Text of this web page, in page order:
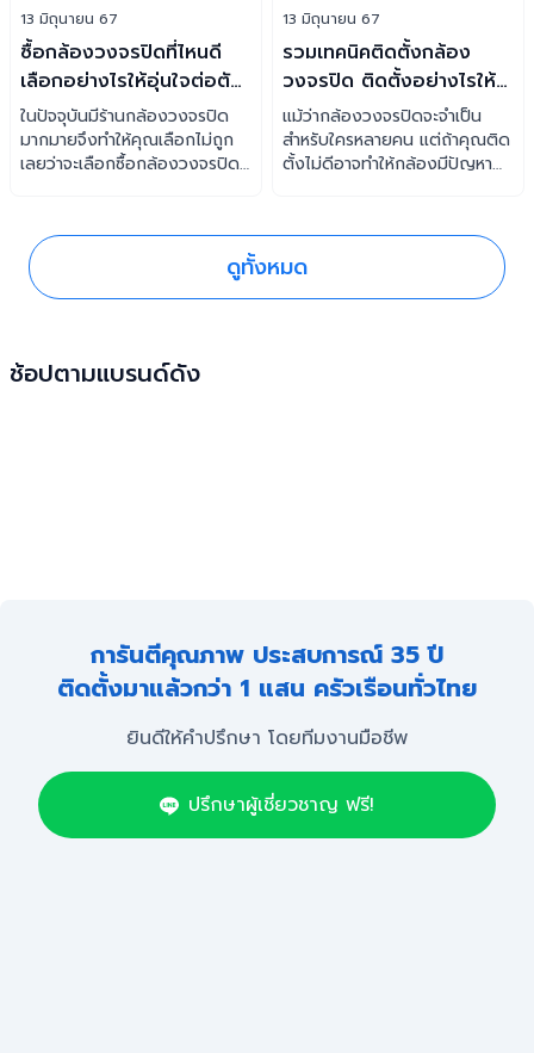
13 มิถุนายน 67
ซื้อกล้องวงจรปิดที่ไหนดี
เลือกอย่างไรให้อุ่นใจต่อตัว
คุณ
ในปัจจุบันมีร้านกล้องวงจรปิด
มากมายจึงทำให้คุณเลือกไม่ถูก
เลยว่าจะเลือกซื้อกล้องวงจรปิด
13 มิถุนายน 67
รวมเทคนิคติดตั้งกล้อง
วงจรปิด ติดตั้งอย่างไรให้
ใช้งานได้นาน ๆ
แม้ว่ากล้องวงจรปิดจะจำเป็น
สำหรับใครหลายคน แต่ถ้าคุณติด
ตั้งไม่ดีอาจทำให้กล้องมีปัญหา
ได้นาน ๆ กันครับ
ดูทั้งหมด
ช้อปตามแบรนด์ดัง
การันตีคุณภาพ ประสบการณ์ 35 ปี
ติดตั้งมาแล้วกว่า 1 แสน ครัวเรือนทั่วไทย
ยินดีให้คำปรึกษา โดยทีมงานมือชีพ
ปรึกษาผู้เชี่ยวชาญ ฟรี!